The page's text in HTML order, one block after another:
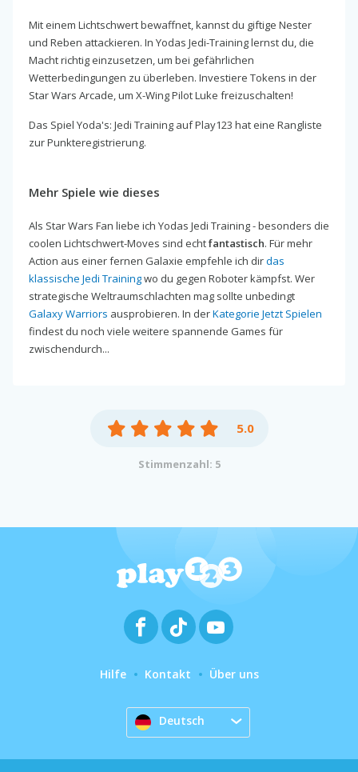
Mit einem Lichtschwert bewaffnet, kannst du giftige Nester
und Reben attackieren. In Yodas Jedi-Training lernst du, die
Macht richtig einzusetzen, um bei gefährlichen
Wetterbedingungen zu überleben. Investiere Tokens in der
Star Wars Arcade, um X-Wing Pilot Luke freizuschalten!
Das Spiel Yoda's: Jedi Training auf Play123 hat eine Rangliste
zur Punkteregistrierung.
Mehr Spiele wie dieses
Als Star Wars Fan liebe ich Yodas Jedi Training - besonders die
coolen Lichtschwert-Moves sind echtfantastisch. Für mehr
Action aus einer fernen Galaxie empfehle ich dirdas
klassische Jedi Trainingwo du gegen Roboter kämpfst. Wer
strategische Weltraumschlachten mag sollte unbedingt
Galaxy Warriors ausprobieren. In derKategorie Jetzt Spielen
findest du noch viele weitere spannende Games für
zwischendurch...
5.0
Stimmenzahl: 5
Hilfe Kontakt Über uns
Deutsch